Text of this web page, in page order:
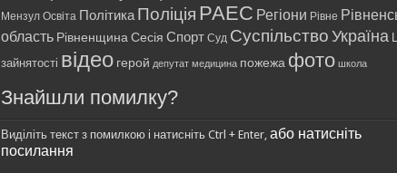
Мензул Освіта Політика Поліція РАЕС Регіони Рівне
область Рівненщина Сесія Спорт Суд Суспільство Україна
зайнятості відео герой депутат медицина пожежа фото школа
Знайшли помилку?
Виділіть текст з помилкою і натисніть Ctrl + Enter, або натисніть
посилання